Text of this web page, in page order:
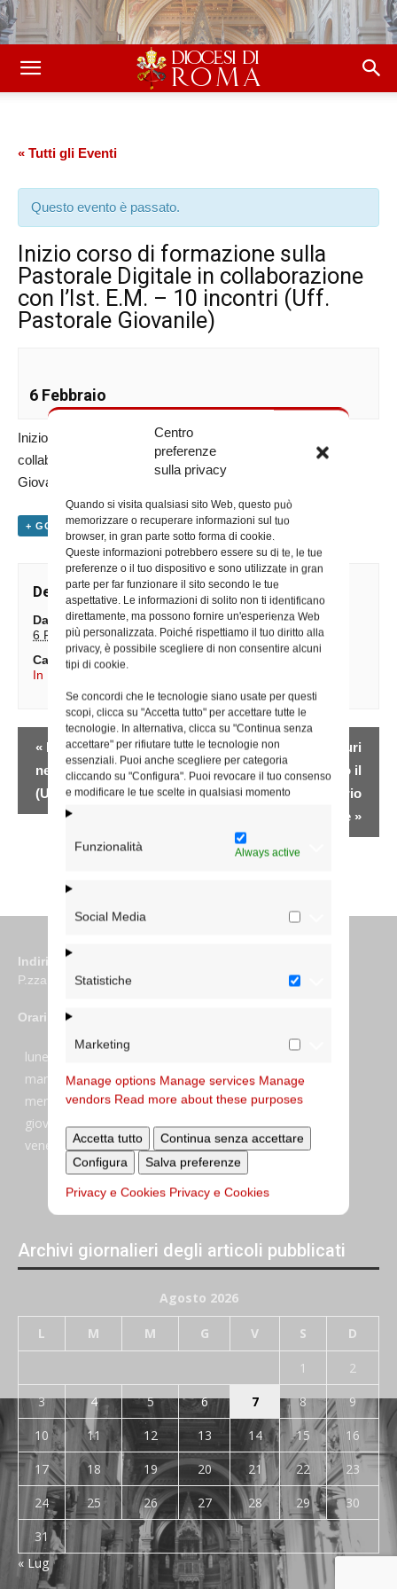
Centro
preferenze
sulla privacy
Quando si visita qualsiasi sito Web, questo può
memorizzare o recuperare informazioni sul tuo
browser, in gran parte sotto forma di cookie.
Queste informazioni potrebbero essere su di te, le tue
preferenze o il tuo dispositivo e sono utilizzate in gran
parte per far funzionare il sito secondo le tue
aspettative. Le informazioni di solito non ti identificano
direttamente, ma possono fornire un'esperienza Web
più personalizzata. Poiché rispettiamo il tuo diritto alla
privacy, è possibile scegliere di non consentire alcuni
tipi di cookie.
Se concordi che le tecnologie siano usate per questi
scopi, clicca su "Accetta tutto" per accettare tutte le
tecnologie. In alternativa, clicca su "Continua senza
accettare" per rifiutare tutte le tecnologie non
essenziali. Puoi anche scegliere per categoria
cliccando su "Configura". Puoi revocare il tuo consenso
e modificare le tue scelte in qualsiasi momento
Funzionalità Always active
Social Media
Statistiche
Marketing
Manage options Manage services Manage
vendors Read more about these purposes
Accetta tutto
Continua senza accettare
Configura
Salva preferenze
Privacy e Cookies Privacy e Cookies
« Tutti gli Eventi
Questo evento è passato.
Inizio corso di formazione sulla
Pastorale Digitale in collaborazione
con l’Ist. E.M. – 10 incontri (Uff.
Pastorale Giovanile)
6 Febbraio
Inizio corso di formazione sulla Pastorale Digitale in
collaborazione con l’Ist. E.M. – 10 incontri (Uff. Pastorale
Giovanile)
+ GOOGLE CALENDAR + ESPORTA IN ICAL
Dettagli
Data:
6 Febbraio
Categorie Evento:
In Diocesi
Evento
Navigazione
« Il pre-politico
nell’azione ecclesiale
(Uff. Cultura)
Commissio per i futuri
presbiteri presso il
Pontificio Seminario
Romano Maggiore »
Indirizzo
P.zza S. Giovanni in Laterano 6 00184 Roma
Orari
lunedi:
martedi:
7:45–13:15 e 14:00-17:30
mercoledi:
7:45–13:15 e 14:00-17:30
giovedi:
7:45–13:45
venerdi:
7:45–13:45
Archivi giornalieri degli articoli pubblicati
Agosto 2026
L M M G V S D
1
2
3
4 5 6 7 8
9
10
11 12 13 14 15
16
17
18 19 20 21 22
23
24
25 26 27 28 29
30
31
« Lug